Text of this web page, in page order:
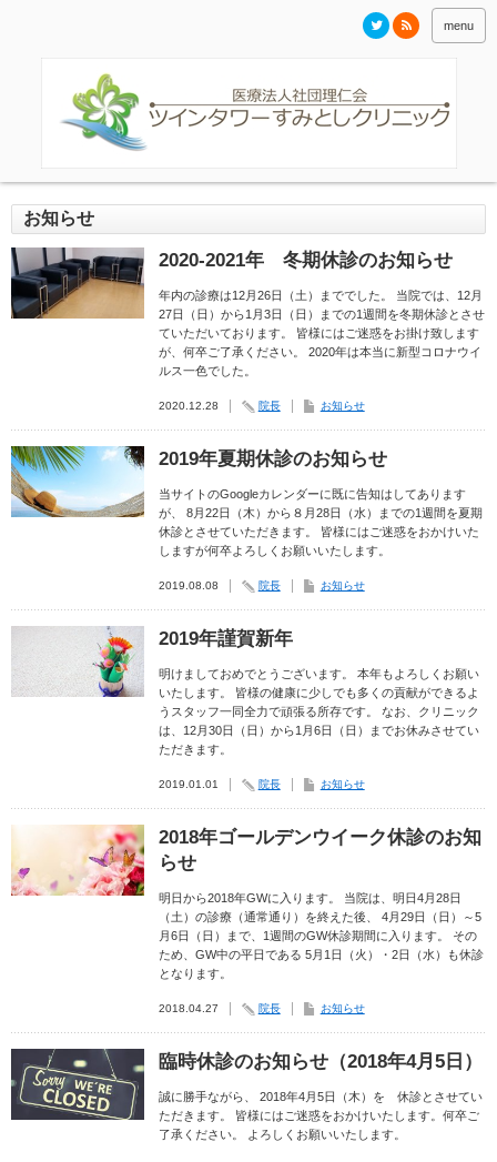
menu
お知らせ
2020-2021年 冬期休診のお知らせ
年内の診療は12月26日（土）まででした。 当院では、12月
27日（日）から1月3日（日）までの1週間を冬期休診とさせ
ていただいております。 皆様にはご迷惑をお掛け致します
が、何卒ご了承ください。 2020年は本当に新型コロナウイ
ルス一色でした。
2020.12.28 院長 お知らせ
2019年夏期休診のお知らせ
当サイトのGoogleカレンダーに既に告知はしてあります
が、 8月22日（木）から８月28日（水）までの1週間を夏期
休診とさせていただきます。 皆様にはご迷惑をおかけいた
しますが何卒よろしくお願いいたします。
2019.08.08 院長 お知らせ
2019年謹賀新年
明けましておめでとうございます。 本年もよろしくお願い
いたします。 皆様の健康に少しでも多くの貢献ができるよ
うスタッフ一同全力で頑張る所存です。 なお、クリニック
は、12月30日（日）から1月6日（日）までお休みさせてい
ただきます。
2019.01.01 院長 お知らせ
2018年ゴールデンウイーク休診のお知
らせ
明日から2018年GWに入ります。 当院は、明日4月28日
（土）の診療（通常通り）を終えた後、 4月29日（日）～5
月6日（日）まで、1週間のGW休診期間に入ります。 その
ため、GW中の平日である 5月1日（火）・2日（水）も休診
となります。
2018.04.27 院長 お知らせ
臨時休診のお知らせ（2018年4月5日）
誠に勝手ながら、 2018年4月5日（木）を 休診とさせてい
ただきます。 皆様にはご迷惑をおかけいたします。何卒ご
了承ください。 よろしくお願いいたします。